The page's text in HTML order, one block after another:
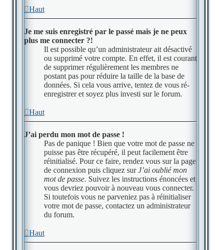
Haut
Je me suis enregistré par le passé mais je ne peux
plus me connecter ?!
Il est possible qu’un administrateur ait désactivé
ou supprimé votre compte. En effet, il est courant
de supprimer régulièrement les membres ne
postant pas pour réduire la taille de la base de
données. Si cela vous arrive, tentez de vous ré-
enregistrer et soyez plus investi sur le forum.
Haut
J’ai perdu mon mot de passe !
Pas de panique ! Bien que votre mot de passe ne
puisse pas être récupéré, il peut facilement être
réinitialisé. Pour ce faire, rendez vous sur la page
de connexion puis cliquez surJ’ai oublié mon
mot de passe. Suivez les instructions énoncées et
vous devriez pouvoir à nouveau vous connecter.
Si toutefois vous ne parveniez pas à réinitialiser
votre mot de passe, contactez un administrateur
du forum.
Haut